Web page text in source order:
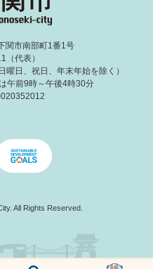
市南部町1番1号
（代表）
日、祝日、年末年始を除く）
午前9時～午後4時30分
All Rights Reserved.